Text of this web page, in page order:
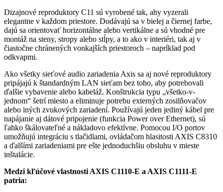
Dizajnové reproduktory C11 sú vyrobené tak, aby vyzerali
elegantne v každom priestore. Dodávajú sa v bielej a čiernej farbe,
dajú sa orientovať horizontálne alebo vertikálne a sú vhodné pre
montáž na steny, stropy alebo stĺpy, a to ako v interiéri, tak aj v
čiastočne chránených vonkajších priestoroch – napríklad pod
odkvapmi.
Ako všetky sieťové audio zariadenia Axis sa aj nové reproduktory
pripájajú k štandardným LAN sieťam bez toho, aby potrebovali
ďalšie vybavenie alebo kabeláž. Konštrukcia typu „všetko-v-
jednom“ šetrí miesto a eliminuje potrebu externých zosilňovačov
alebo iných zvukových zariadení. Používajú jeden jediný kábel pre
napájanie aj dátové pripojenie (funkcia Power over Ethernet), sú
ľahko škálovateľné a nákladovo efektívne. Pomocou I/O portov
umožňujú integráciu s tlačidlami, ovládačom hlasitosti AXIS C8310
a ďalšími zariadeniami pre ešte jednoduchšiu obsluhu v mieste
inštalácie.
Medzi kľúčové vlastnosti AXIS C1110-E a AXIS C1111-E
patria: